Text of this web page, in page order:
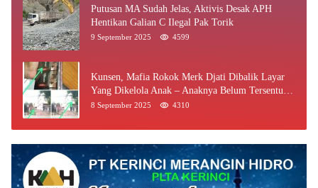
Putusan MA Sudah Jelas, Aktivis Desak APH
Hentikan Galian C Ilegal Pak Torik
9 September 2025 4599
Kunsen, Mafia Rokok Merk Djati Dibalik Layar
Yang Dikelola Anak – Anaknya Belum Tersentuh
Bea Cukai Jambi
8 September 2025 4310